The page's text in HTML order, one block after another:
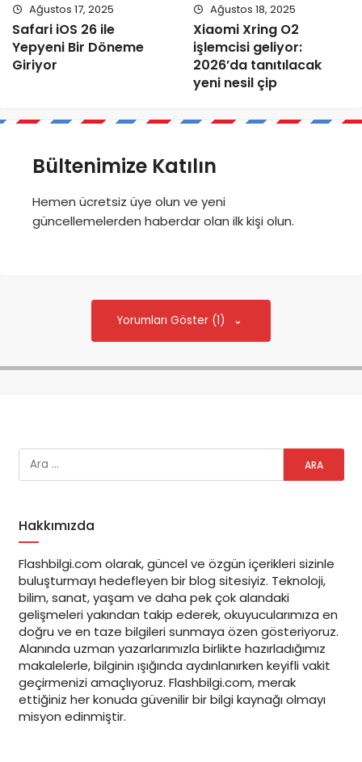
Ağustos 17, 2025
Safari iOS 26 ile
Yepyeni Bir Döneme
Giriyor
Ağustos 18, 2025
Xiaomi Xring O2
işlemcisi geliyor:
2026’da tanıtılacak
yeni nesil çip
Bültenimize Katılın
Hemen ücretsiz üye olun ve yeni
güncellemelerden haberdar olan ilk kişi olun.
Yorumları Göster (1)
Hakkımızda
Flashbilgi.com olarak, güncel ve özgün içerikleri sizinle
buluşturmayı hedefleyen bir blog sitesiyiz. Teknoloji,
bilim, sanat, yaşam ve daha pek çok alandaki
gelişmeleri yakından takip ederek, okuyucularımıza en
doğru ve en taze bilgileri sunmaya özen gösteriyoruz.
Alanında uzman yazarlarımızla birlikte hazırladığımız
makalelerle, bilginin ışığında aydınlanırken keyifli vakit
geçirmenizi amaçlıyoruz. Flashbilgi.com, merak
ettiğiniz her konuda güvenilir bir bilgi kaynağı olmayı
misyon edinmiştir.